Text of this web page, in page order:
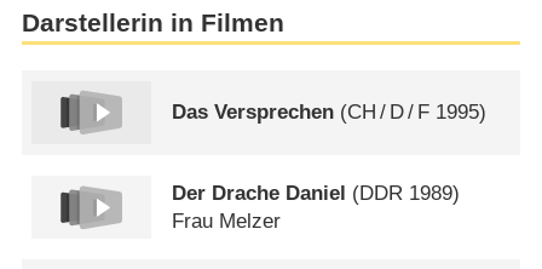
Darstellerin in Filmen
Das Versprechen (CH / D/ F 1995)
Der Drache Daniel (DDR 1989)
Frau Melzer